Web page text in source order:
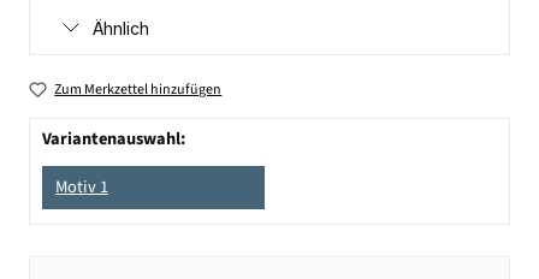
Ähnlich
Zum Merkzettel hinzufügen
Variantenauswahl:
Motiv 1